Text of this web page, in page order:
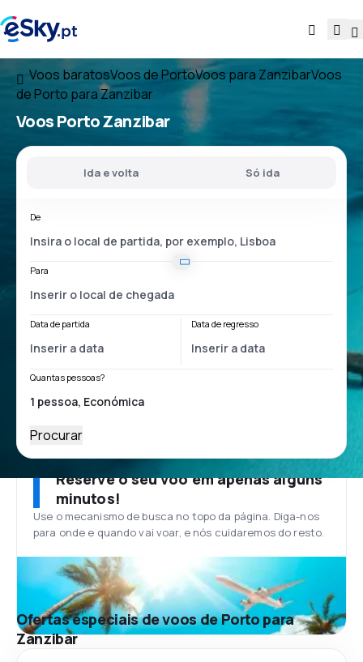
Voos baratosVoos de PortoVoos para ZanzibarVoos
de Porto para Zanzibar
VoosPorto Zanzibar
Ida e volta Só ida
De
Para
Data de partida Data de regresso
Quantas pessoas?
Procurar
Reserve o seu voo em apenas alguns
minutos!
Use o mecanismo de busca no topo da página. Diga-nos
para onde e quando vai voar, e nós cuidaremos do resto.
Ofertas especiais de voos de Porto para
Zanzibar